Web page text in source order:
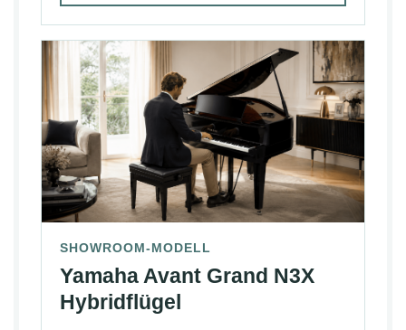
SHOWROOM-MODELL
Yamaha Avant Grand N3X
Hybridflügel